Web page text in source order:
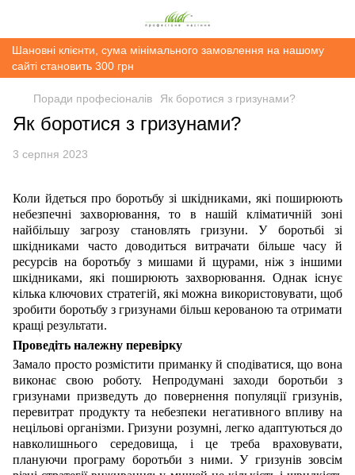
Шановні клієнти, сума мінімального замовлення на нашому
сайті становить 300 грн
Поради професіоналів Як боротися з гризунами?
Як боротися з гризунами?
3 серпня 2023
Коли йдеться про боротьбу зі шкідниками, які поширюють
небезпечні захворювання, то в нашій кліматичній зоні
найбільшу загрозу становлять гризуни. У боротьбі зі
шкідниками часто доводиться витрачати більше часу й
ресурсів на боротьбу з мишами й щурами, ніж з іншими
шкідниками, які поширюють захворювання. Однак існує
кілька ключових стратегій, які можна використовувати, щоб
зробити боротьбу з гризунами більш керованою та отримати
кращі результати.
Проведіть належну перевірку
Замало просто розмістити приманку й сподіватися, що вона
виконає свою роботу. Непродумані заходи боротьби з
гризунами призведуть до повернення популяції гризунів,
перевитрат продукту та небезпеки негативного впливу на
нецільові організми. Гризуни розумні, легко адаптуються до
навколишнього середовища, і це треба враховувати,
плануючи програму боротьби з ними. У гризунів зовсім